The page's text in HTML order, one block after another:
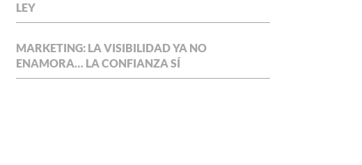
LEY
MARKETING: LA VISIBILIDAD YA NO
ENAMORA… LA CONFIANZA SÍ